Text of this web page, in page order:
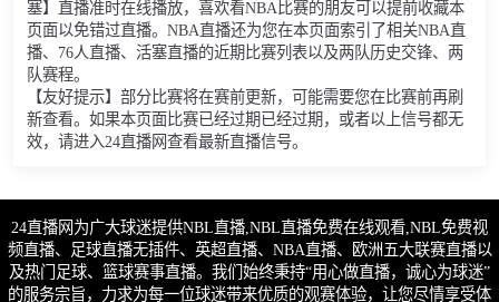
塞】直播准时在线播放，喜欢看NBA比赛的朋友可以提前收藏本
页面以免错过直播。NBA直播还为您在本页面索引了相关NBA直
播、76人直播、活塞直播的近期比赛列表以及两队历史交锋、两
队赛程。
【友好提示】部分比赛将在赛前更新，可能需要您在比赛前再刷
新查看。如果本页面比赛已经过期已经过期，或者以上信号都无
效，请进入24直播网查看最新直播信号。
24直播网为广大球迷提供NBL直播,NBL直播免费在线观看,NBL免费视
频直播、足球直播无插件、英超直播、NBA直播、欧洲五大联赛直播以
及热门足球、篮球赛事直播。我们始终秉持“用心做直播，诚心为球迷”
的服务宗旨，力求为每一位球迷带来优质的观赛体验，让您尽情享受体